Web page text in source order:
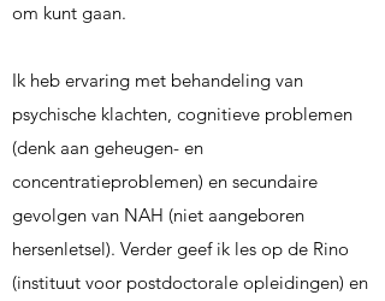
om kunt gaan.
Ik heb ervaring met behandeling van
psychische klachten, cognitieve problemen
(denk aan geheugen- en
concentratieproblemen) en secundaire
gevolgen van NAH (niet aangeboren
hersenletsel). Verder geef ik les op de Rino
(instituut voor postdoctorale opleidingen) en